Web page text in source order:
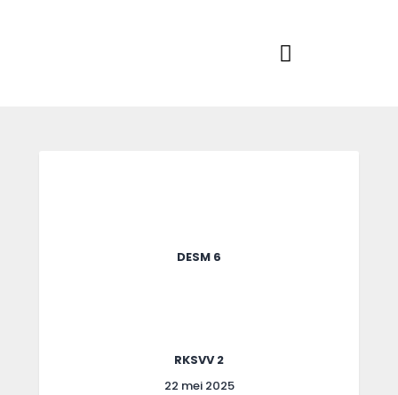
DESM 6
RKSVV 2
22 mei 2025